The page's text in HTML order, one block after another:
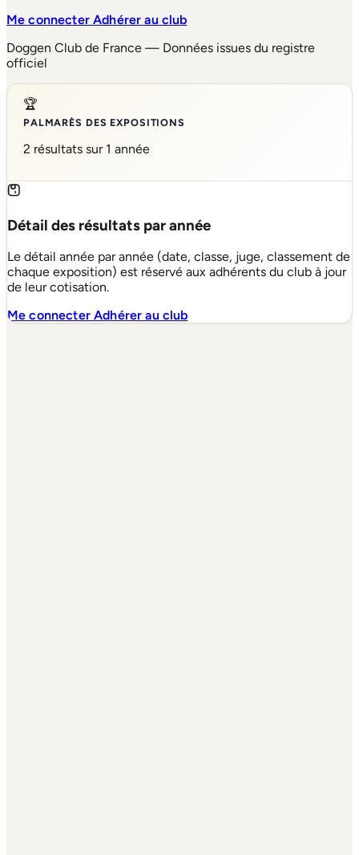
Me connecterAdhérer au club
Doggen Club de France — Données issues du registre
officiel
🏆
PALMARÈS DES EXPOSITIONS
2 résultats sur 1 année
Détail des résultats par année
Le détail année par année (date, classe, juge, classement de
chaque exposition) est réservé aux adhérents du club à jour
de leur cotisation.
Me connecterAdhérer au club